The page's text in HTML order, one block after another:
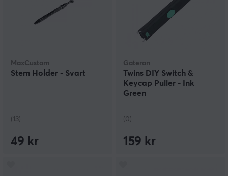
MaxCustom
Stem Holder - Svart
(13)
49 kr
Gateron
Twins DIY Switch &
Keycap Puller - Ink
Green
(0)
159 kr